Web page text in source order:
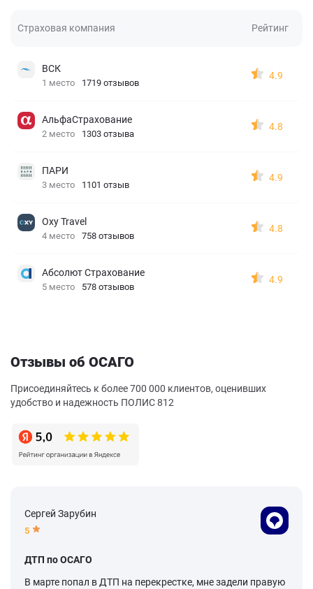
Страховая компания Рейтинг
ВСК
1 место 1719 отзывов
4.9
АльфаСтрахование
2 место 1303 отзыва
4.8
ПАРИ
3 место 1101 отзыв
4.9
Oxy Travel
4 место 758 отзывов
4.8
Абсолют Страхование
5 место 578 отзывов
4.9
Отзывы об ОСАГО
Присоединяйтесь к более 700 000 клиентов, оценивших
удобство и надежность ПОЛИС 812
Сергей Зарубин
5
ДТП по ОСАГО
В марте попал в ДТП на перекрестке, мне задели правую